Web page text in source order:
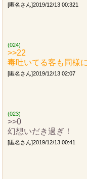
[匿名さん]2019/12/13 00:321
(024)
>>22
毒吐いてる客も同様
[匿名さん]2019/12/13 02:07
(023)
>>0
幻想いだき過ぎ！
[匿名さん]2019/12/13 00:41